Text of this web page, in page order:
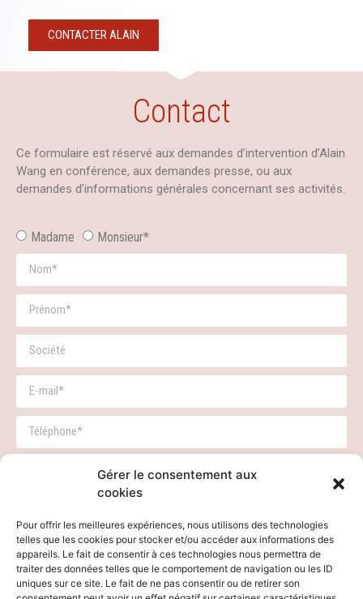
Gérer le consentement aux
cookies
Pour offrir les meilleures expériences, nous utilisons des technologies
telles que les cookies pour stocker et/ou accéder aux informations des
appareils. Le fait de consentir à ces technologies nous permettra de
traiter des données telles que le comportement de navigation ou les ID
uniques sur ce site. Le fait de ne pas consentir ou de retirer son
CONTACTER ALAIN
Contact
Ce formulaire est réservé aux demandes d’intervention d’Alain
Wang en conférence, aux demandes presse, ou aux
demandes d’informations générales concernant ses activités.
Madame Monsieur*
Demande de conférence Demande presse
Envoyer